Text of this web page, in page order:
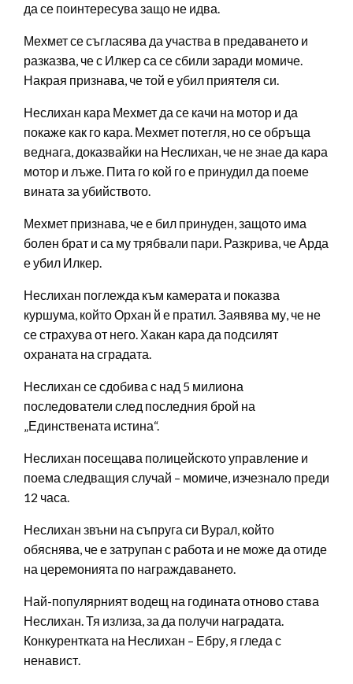
да се поинтересува защо не идва.
Мехмет се съгласява да участва в предаването и
разказва, че с Илкер са се сбили заради момиче.
Накрая признава, че той е убил приятеля си.
Неслихан кара Мехмет да се качи на мотор и да
покаже как го кара. Мехмет потегля, но се обръща
веднага, доказвайки на Неслихан, че не знае да кара
мотор и лъже. Пита го кой го е принудил да поеме
вината за убийството.
Мехмет признава, че е бил принуден, защото има
болен брат и са му трябвали пари. Разкрива, че Арда
е убил Илкер.
Неслихан поглежда към камерата и показва
куршума, който Орхан й е пратил. Заявява му, че не
се страхува от него. Хакан кара да подсилят
охраната на сградата.
Неслихан се сдобива с над 5 милиона
последователи след последния брой на
„Единствената истина“.
Неслихан посещава полицейското управление и
поема следващия случай – момиче, изчезнало преди
12 часа.
Неслихан звъни на съпруга си Вурал, който
обяснява, че е затрупан с работа и не може да отиде
на церемонията по награждаването.
Най-популярният водещ на годината отново става
Неслихан. Тя излиза, за да получи наградата.
Конкурентката на Неслихан – Ебру, я гледа с
ненавист.